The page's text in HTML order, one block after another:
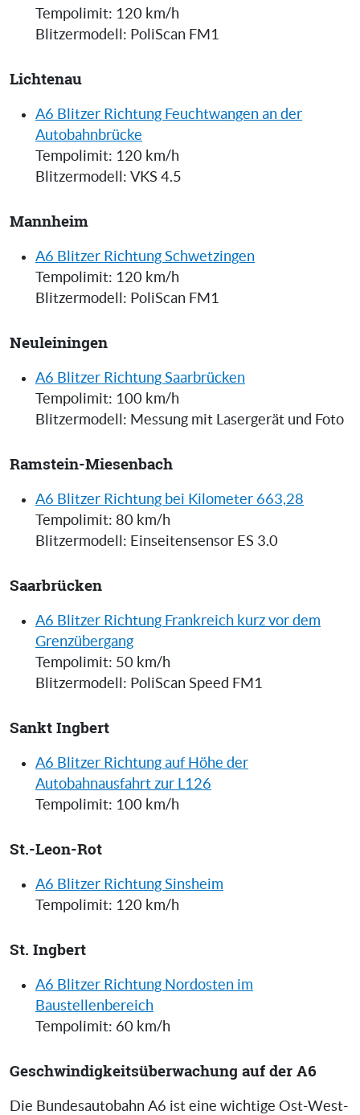
Tempolimit: 120 km/h
Blitzermodell: PoliScan FM1
Lichtenau
A6 Blitzer Richtung Feuchtwangen an der
Autobahnbrücke
Tempolimit: 120 km/h
Blitzermodell: VKS 4.5
Mannheim
A6 Blitzer Richtung Schwetzingen
Tempolimit: 120 km/h
Blitzermodell: PoliScan FM1
Neuleiningen
A6 Blitzer Richtung Saarbrücken
Tempolimit: 100 km/h
Blitzermodell: Messung mit Lasergerät und Foto
Ramstein-Miesenbach
A6 Blitzer Richtung bei Kilometer 663,28
Tempolimit: 80 km/h
Blitzermodell: Einseitensensor ES 3.0
Saarbrücken
A6 Blitzer Richtung Frankreich kurz vor dem
Grenzübergang
Tempolimit: 50 km/h
Blitzermodell: PoliScan Speed FM1
Sankt Ingbert
A6 Blitzer Richtung auf Höhe der
Autobahnausfahrt zur L126
Tempolimit: 100 km/h
St.-Leon-Rot
A6 Blitzer Richtung Sinsheim
Tempolimit: 120 km/h
St. Ingbert
A6 Blitzer Richtung Nordosten im
Baustellenbereich
Tempolimit: 60 km/h
Geschwindigkeitsüberwachung auf der A6
Die Bundesautobahn A6 ist eine wichtige Ost-West-